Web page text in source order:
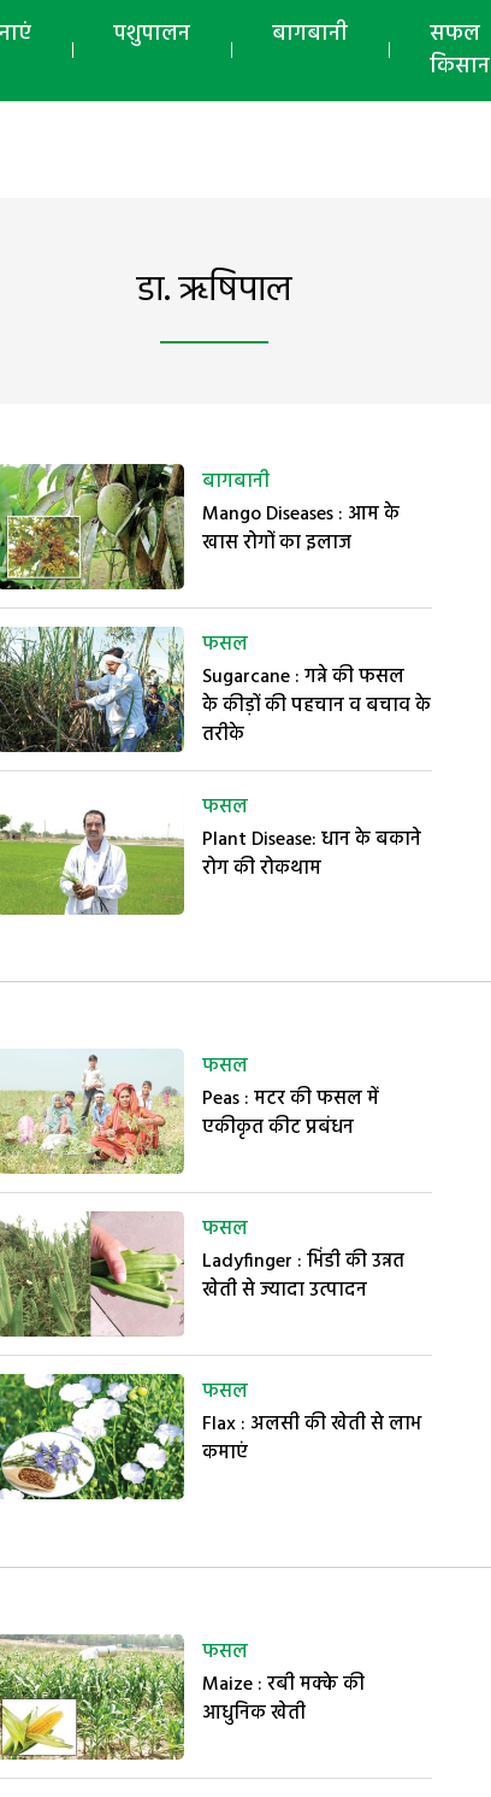
पशुपालन बागबानी
सफल
किसान
डा. ऋषिपाल
बागबानी
Mango Diseases : आम के
खास रोगों का इलाज
फसल
Sugarcane : गन्ने की फसल
के कीड़ों की पहचान व बचाव के
तरीके
फसल
Plant Disease: धान के बकाने
रोग की रोकथाम
फसल
Peas : मटर की फसल में
एकीकृत कीट प्रबंधन
फसल
Ladyfinger : भिंडी की उन्नत
खेती से ज्यादा उत्पादन
फसल
Flax : अलसी की खेती से लाभ
कमाएं
फसल
Maize : रबी मक्के की
आधुनिक खेती